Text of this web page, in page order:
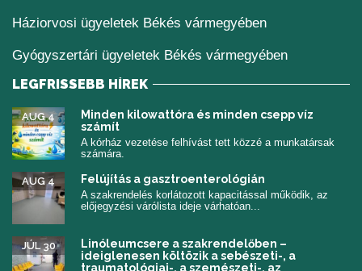
Háziorvosi ügyeletek Békés vármegyében
Gyógyszertári ügyeletek Békés vármegyében
LEGFRISSEBB HÍREK
Minden kilowattóra és minden csepp víz
számít
AUG 4
A kórház vezetése felhívást tett közzé a munkatársak
számára.
Felújítás a gasztroenterológián
AUG 4
A szakrendelés korlátozott kapacitással működik, az
előjegyzési várólista ideje várhatóan...
Linóleumcsere a szakrendelőben –
ideiglenesen költözik a sebészeti-, a
traumatológiai-, a szemészeti-, az
JÚL 30